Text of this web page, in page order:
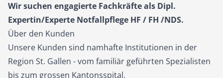
Wir suchen engagierte Fachkräfte als Dipl.
Expertin/Experte Notfallpflege HF / FH /NDS.
Über den Kunden
Unsere Kunden sind namhafte Institutionen in der
Region St. Gallen - vom familiär geführten Spezialisten
bis zum grossen Kantonsspital.